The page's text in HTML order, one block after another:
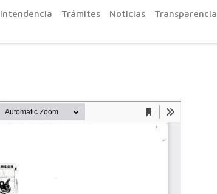
Intendencia Trámites Noticias Transparencia